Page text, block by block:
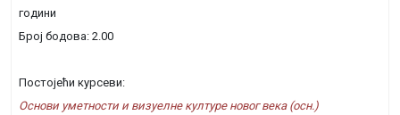
години
Број бодова: 2.00
Постојећи курсеви:
Основи уметности и визуелне културе новог века (осн.)